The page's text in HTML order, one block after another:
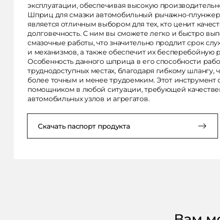
эксплуатации, обеспечивая высокую
Шприц для смазки автомобильный рычажно-
является отличным выбором для тех, кто ценит
долговечность. С ним вы сможете легко и быстро
смазочные работы, что значительно продлит срок
и механизмов, а также обеспечит их бесперебойную
Особенность данного шприца в его способности
труднодоступных местах, благодаря гибкому шлангу,
более точным и менее трудоемким. Этот инструмент
помощником в любой ситуации, требующей
автомобильных узлов и агрегатов.
Скачать паспорт продукта